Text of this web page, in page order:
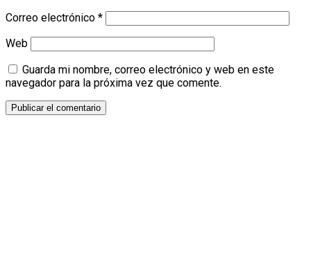
Correo electrónico *
Web
Guarda mi nombre, correo electrónico y web en este
navegador para la próxima vez que comente.